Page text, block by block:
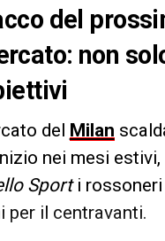
del
non
del Milan
nei mesi
Sporti rossoneri
per il centravanti.